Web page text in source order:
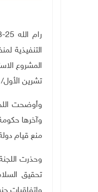
التنفيذية
المشروع
تشرين
وأوضحت
وآخرها
منع قيام
وحذرت
تحقيق